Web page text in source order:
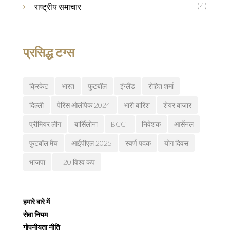
राष्ट्रीय समाचार (4)
प्रसिद्ध टग्स
क्रिकेट भारत फुटबॉल इंग्लैंड रोहित शर्मा
दिल्ली पेरिस ओलंपिक 2024 भारी बारिश शेयर बाजार
प्रीमियर लीग बार्सिलोना BCCI निवेशक आर्सेनल
फुटबॉल मैच आईपीएल 2025 स्वर्ण पदक योग दिवस
भाजपा T20 विश्व कप
हमारे बारे में
सेवा नियम
गोपनीयता नीति